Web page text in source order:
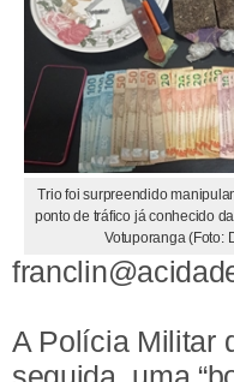
Trio foi surpreendido
ponto de tráfico já conhecido
Votuporanga (Foto:
A Polícia Militar